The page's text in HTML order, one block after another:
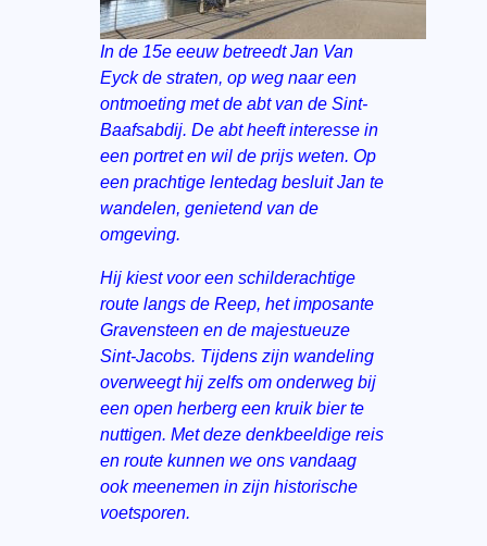
In de 15e eeuw betreedt Jan Van
Eyck de straten, op weg naar een
ontmoeting met de abt van de Sint-
Baafsabdij. De abt heeft interesse in
een portret en wil de prijs weten. Op
een prachtige lentedag besluit Jan te
wandelen, genietend van de
omgeving.
Hij kiest voor een schilderachtige
route langs de Reep, het imposante
Gravensteen en de majestueuze
Sint-Jacobs. Tijdens zijn wandeling
overweegt hij zelfs om onderweg bij
een open herberg een kruik bier te
nuttigen. Met deze denkbeeldige reis
en route kunnen we ons vandaag
ook meenemen in zijn historische
voetsporen.